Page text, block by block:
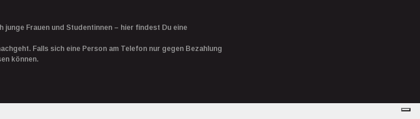
junge Frauen und Studentinnen – hier findest Du eine
Falls sich eine Person am Telefon nur gegen Bezahlung
können.